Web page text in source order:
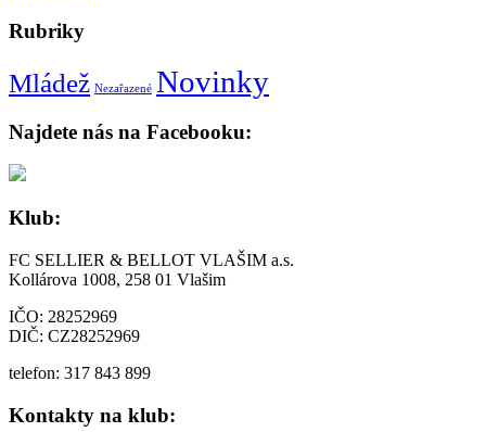
Rubriky
Mládež Nezařazené Novinky
Najdete nás na Facebooku:
Klub:
FC SELLIER & BELLOT VLAŠIM a.s.
Kollárova 1008, 258 01 Vlašim
IČO: 28252969
DIČ: CZ28252969
telefon: 317 843 899
Kontakty na klub: